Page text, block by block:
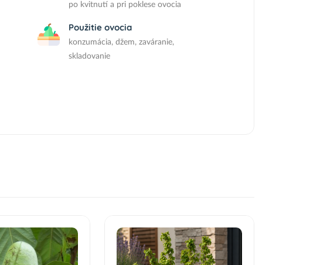
po kvitnutí a pri poklese ovocia
Použitie ovocia
konzumácia, džem, zaváranie,
skladovanie